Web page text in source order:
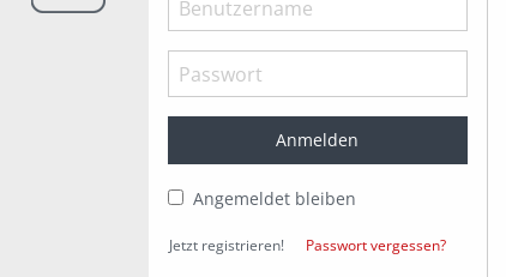
Angemeldet bleiben
Jetzt registrieren! Passwort vergessen?